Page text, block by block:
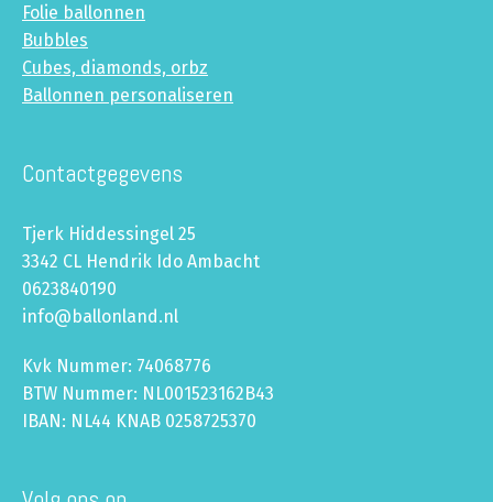
Folie ballonnen
Bubbles
Cubes, diamonds, orbz
Ballonnen personaliseren
Contactgegevens
Tjerk Hiddessingel 25
3342 CL Hendrik Ido Ambacht
0623840190
info@ballonland.nl
Kvk Nummer: 74068776
BTW Nummer: NL001523162B43
IBAN: NL44 KNAB 0258725370